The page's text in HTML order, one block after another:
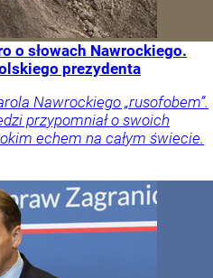
o słowach Nawrockiego.
prezydenta
Nawrockiego „rusofobem”.
przypomniał o swoich
echem na całym świecie.